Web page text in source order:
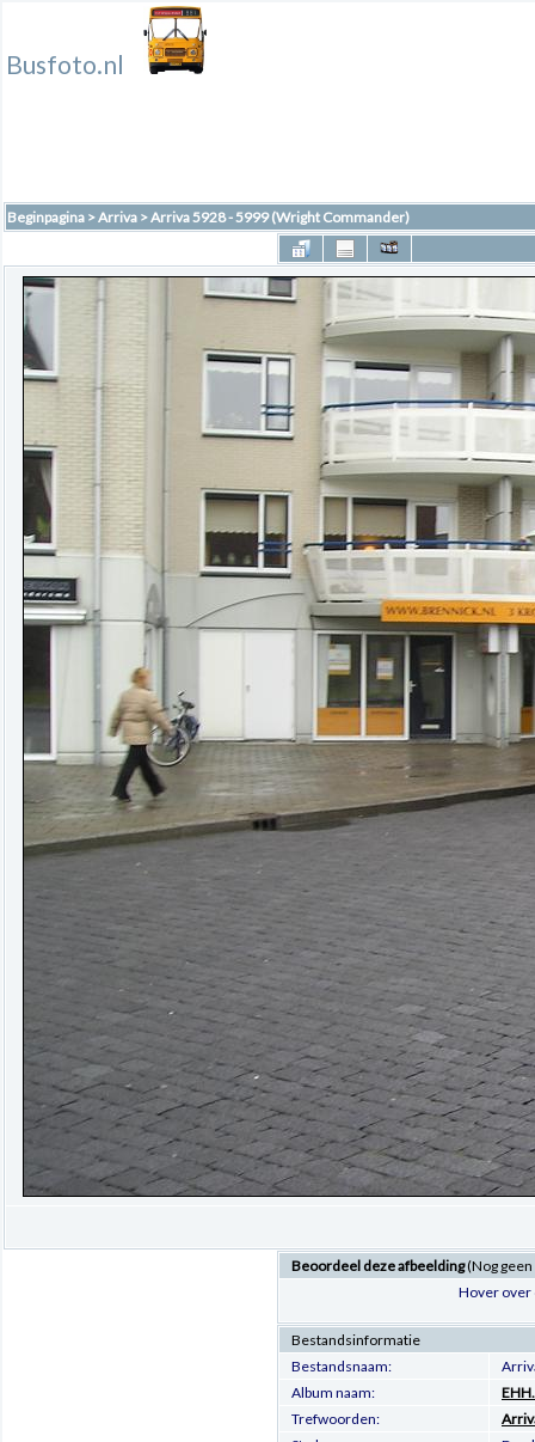
Busfoto.nl
Beginpagina >Arriva >Arriva 5928 - 5999 (Wright Commander)
Beoordeel deze afbeelding(Nog
Hover over
Bestandsinformatie
Bestandsnaam:
Album naam:
Trefwoorden: